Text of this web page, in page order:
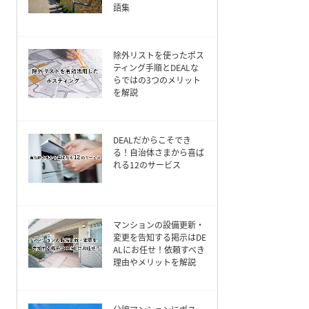
語集
除外リストを使ったポス
ティング手順とDEALな
らではの3つのメリット
を解説
DEALだからこそでき
る！自治体さまから喜ば
れる12のサービス
マンションの設備更新・
変更を告知する掲示はDE
ALにお任せ！依頼すべき
理由やメリットを解説